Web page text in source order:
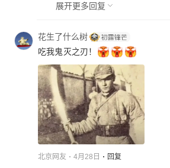
展开更多回复
花生了什么树
吃我鬼灭之刃！
北京网友 4月28日 回复